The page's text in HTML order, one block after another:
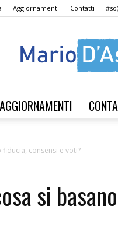
Aggiornamenti Contatti
il
AGGIORNAMENTI
consensi e voti?
si